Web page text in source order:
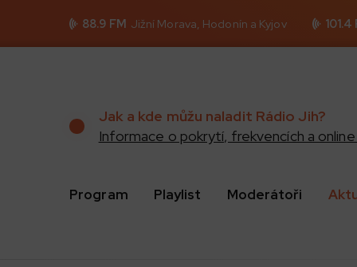
88.9 FM Jižní Morava, Hodonín a Kyjov 101.4
Jak a kde můžu naladit Rádio Jih?
Informace o pokrytí, frekvencích a online
Program Playlist Moderátoři